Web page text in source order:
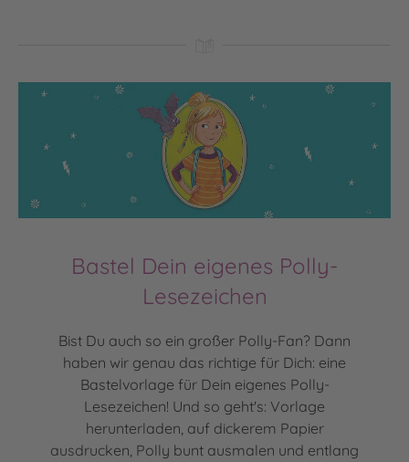
Bastel Dein eigenes Polly-
Lesezeichen
Bist Du auch so ein großer Polly-Fan? Dann
haben wir genau das richtige für Dich: eine
Bastelvorlage für Dein eigenes Polly-
Lesezeichen! Und so geht's: Vorlage
herunterladen, auf dickerem Papier
ausdrucken, Polly bunt ausmalen und entlang